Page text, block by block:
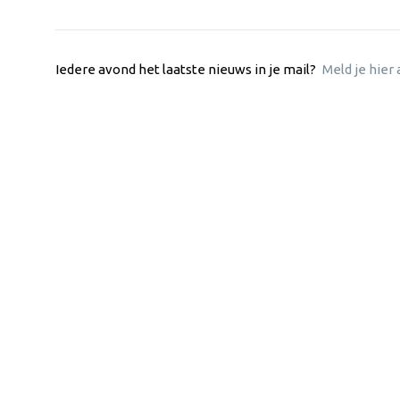
Iedere avond het laatste nieuws in je mail? Meld je hier